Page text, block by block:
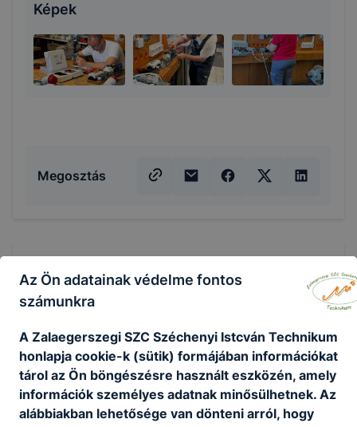
Képek
Megosztás
Az Ön adatainak védelme fontos
számunkra
A Zalaegerszegi SZC Széchenyi Istcván Technikum
honlapja cookie-k (sütik) formájában információkat
tárol az Ön böngészésre használt eszközén, amely
információk személyes adatnak minősülhetnek. Az
alábbiakban lehetősége van dönteni arról, hogy